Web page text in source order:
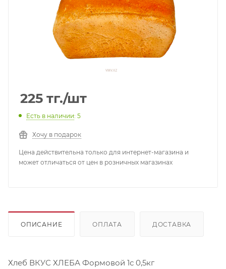
225 тг./шт
Есть в наличии: 5
Хочу в подарок
Цена действительна только для интернет-магазина и
может отличаться от цен в розничных магазинах
ОПИСАНИЕ ОПЛАТА ДОСТАВКА
Хлеб ВКУС ХЛЕБА Формовой 1с 0,5кг